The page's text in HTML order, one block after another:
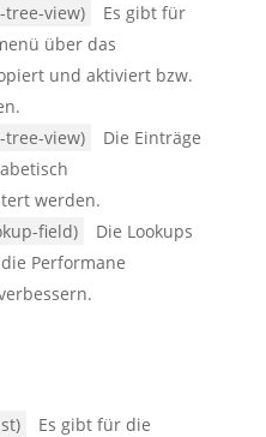
tree-view)
Es gibt für
über das
und aktiviert bzw.
tree-view)
Die Einträge
werden.
field)
Die Lookups
Performane
Es gibt für die